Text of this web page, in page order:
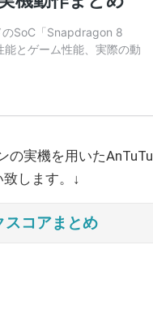
の実機を用いたAnTuTu
します。↓
スコアまとめ